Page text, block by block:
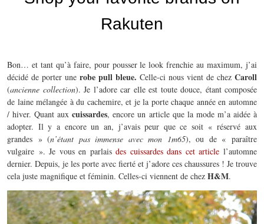
Bon… et tant qu’à faire, pour pousser le look frenchie au maximum, j’ai
décidé de porter une robe pull bleue. Celle-ci nous vient de chez Caroll
(ancienne collection). Je l’adore car elle est toute douce, étant composée
de laine mélangée à du cachemire, et je la porte chaque année en automne
/ hiver. Quant auxcuissardes, encore un article que la mode m’a aidée à
adopter. Il y a encore un an, j’avais peur que ce soit « réservé aux
grandes » (n’étant pas immense avec mon 1m65), ou de « paraître
vulgaire ». Je vous en parlaisdes cuissardes dans cet article l’automne
dernier. Depuis, je les porte avec fierté et j’adore ces chaussures ! Je trouve
cela juste magnifique et féminin. Celles-ci viennent de chez H&M.